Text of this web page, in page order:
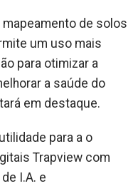
de solos
um uso mais
para otimizar a
a saúde do
em destaque.
para a o
Trapview com
I.A. e